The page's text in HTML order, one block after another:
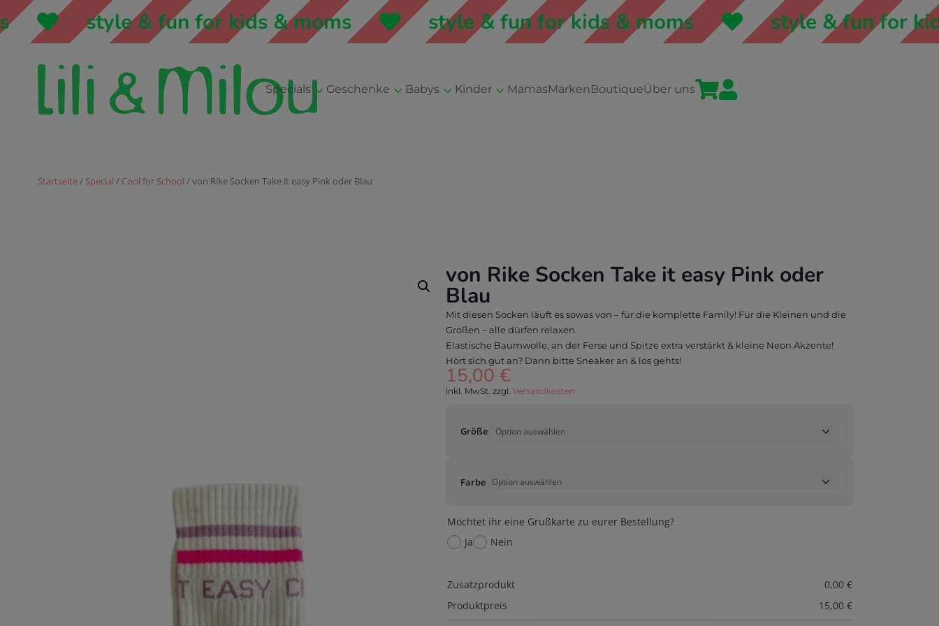
style & fun for kids & moms style & fun for kids & moms style & fun for kids
Specials 3 Geschenke 3 Babys 3 Kinder3 MamasMarkenBoutiqueÜber uns 
Startseite/ Special / Cool for School / von Rike Socken Take it easy Pink oder Blau
von Rike Socken Take it easy Pink oder
Blau
Mit diesen Socken läuft es sowas von – für die komplette Family! Für die Kleinen und die
Großen – alle dürfen relaxen.
Elastische Baumwolle, an der Ferse und Spitze extra verstärkt & kleine Neon Akzente!
Hört sich gut an? Dann bitte Sneaker an & los gehts!
15,00 €
inkl. MwSt. zzgl. Versandkosten
Größe
Farbe
Möchtet ihr eine Grußkarte zu eurer Bestellung?
Ja
Nein
Zusatzprodukt 0,00€
Produktpreis
15,00€